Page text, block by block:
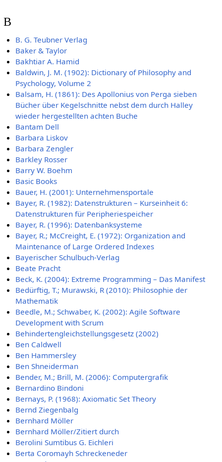
B
B. G. Teubner Verlag
Baker & Taylor
Bakhtiar A. Hamid
Baldwin, J. M. (1902): Dictionary of Philosophy and
Psychology, Volume 2
Balsam, H. (1861): Des Apollonius von Perga sieben
Bücher über Kegelschnitte nebst dem durch Halley
wieder hergestellten achten Buche
Bantam Dell
Barbara Liskov
Barbara Zengler
Barkley Rosser
Barry W. Boehm
Basic Books
Bauer, H. (2001): Unternehmensportale
Bayer, R. (1982): Datenstrukturen – Kurseinheit 6:
Datenstrukturen für Peripheriespeicher
Bayer, R. (1996): Datenbanksysteme
Bayer, R.; McCreight, E. (1972): Organization and
Maintenance of Large Ordered Indexes
Bayerischer Schulbuch-Verlag
Beate Pracht
Beck, K. (2004): Extreme Programming – Das Manifest
Bedürftig, T.; Murawski, R (2010): Philosophie der
Mathematik
Beedle, M.; Schwaber, K. (2002): Agile Software
Development with Scrum
Behindertengleichstellungsgesetz (2002)
Ben Caldwell
Ben Hammersley
Ben Shneiderman
Bender, M.; Brill, M. (2006): Computergrafik
Bernardino Bindoni
Bernays, P. (1968): Axiomatic Set Theory
Bernd Ziegenbalg
Bernhard Möller
Bernhard Möller/Zitiert durch
Berolini Sumtibus G. Eichleri
Berta Coromayh Schreckeneder